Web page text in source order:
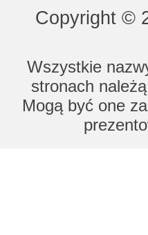
Copyright ©
Wszystkie
stronach
Mogą być one